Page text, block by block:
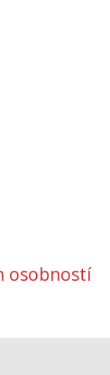
osobností